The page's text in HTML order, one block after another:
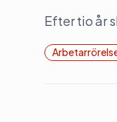
Efter tio år